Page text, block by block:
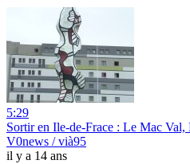
5:29
Sortir en Ile-de-Frace : Le Mac Val,
V0news / vià95
il y a 14 ans